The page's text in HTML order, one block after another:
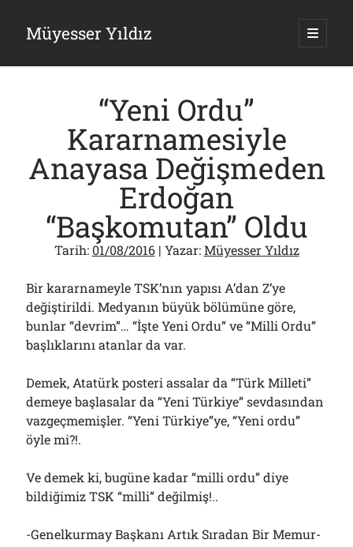
Müyesser Yıldız ana
Yan
Menü
Son Yazılar
Gazi’den Milletvekillerine Kurşun Gibi Sözler!..
07/08/2026
Türkiye 2.0’a Gidiş!..
05/08/2026
03/08/2026
Er Gaziler 20 Gün Sonra Gelen MSB Heyetine Böyle İsyan Etti:“Bizi
Teröristlere G……yle Güldürdünüz”
01/08/2026
Papazın “Komutanı” Ayasofya ve Patrikhane İçin ABD’yi Göreve
31/07/2026
Arşivler
“Yeni Ordu”
Kararnamesiyle
Anayasa Değişmeden
Erdoğan
“Başkomutan” Oldu
Tarih: 01/08/2016| Yazar:Müyesser Yıldız
Bir kararnameyle TSK’nın yapısı A’dan Z’ye
değiştirildi. Medyanın büyük bölümüne göre,
bunlar “devrim”… “İşte Yeni Ordu” ve “Milli Ordu”
başlıklarını atanlar da var.
Demek, Atatürk posteri assalar da “Türk Milleti”
demeye başlasalar da “Yeni Türkiye” sevdasından
vazgeçmemişler. “Yeni Türkiye”ye, “Yeni ordu”
öyle mi?!.
Ve demek ki, bugüne kadar “milli ordu” diye
bildiğimiz TSK “milli” değilmiş!..
-Genelkurmay Başkanı Artık Sıradan Bir Memur-